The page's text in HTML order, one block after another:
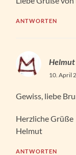
ANTWORTEN
Helmut
10. April
Gewiss, liebe
Herzliche Grüße
Helmut
ANTWORTEN